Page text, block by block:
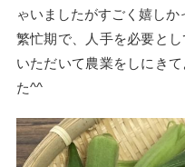
ゃいましたがすごく嬉しか
繁忙期で、人手を必要と
いただいて農業をしにき
た^^